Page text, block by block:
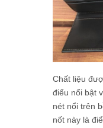
Chất liệu
điểu nổi bật
nét nổi trên
nốt này là